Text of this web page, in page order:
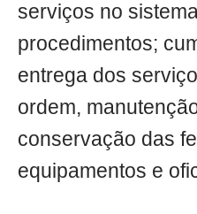
serviços no
procedimentos;
entrega dos
ordem,
conservação das
equipamentos e